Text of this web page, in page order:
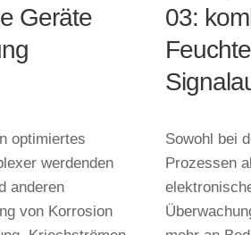
Geräte
optimiertes
werdenden
anderen
von Korrosion
03:
Sowohl bei
Prozessen